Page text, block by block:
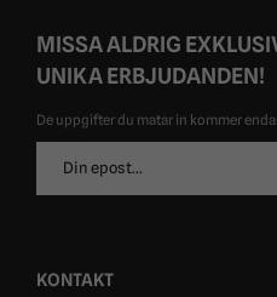
MISSA ALDRIG
UNIKA ERBJUDANDEN!
De uppgifter du matar in kommer
postadress
KONTAKT